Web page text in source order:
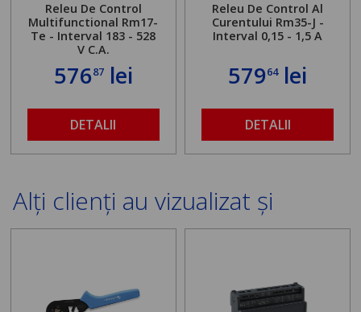
Releu De Control
Multifunctional Rm17-
Te - Interval 183 - 528
V C.A.
57687lei
DETALII
Releu De Control Al
Curentului Rm35-J -
Interval 0,15 - 1,5 A
57964lei
DETALII
Alți clienți au vizualizat și